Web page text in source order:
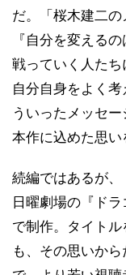
だ。「桜木建二の
『自分を変える
戦っていく人たち
自分自身をよく
ういったメッセ
本作に込めた思い
続編ではあるが、
日曜劇場の『ド
で制作。タイト
も、その思いか